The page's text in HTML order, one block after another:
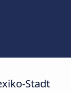
Stadt